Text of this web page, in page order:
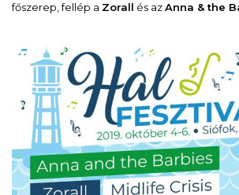
főszerep, fellép a Zorall és azAnna & the